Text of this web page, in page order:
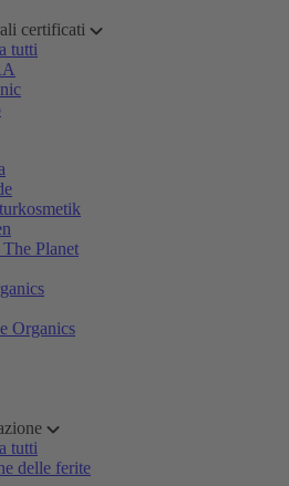
certificati
tutti
Planet
Organics
tutti
delle ferite